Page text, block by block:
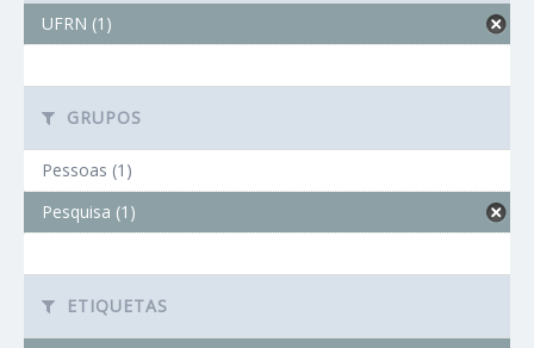
UFRN (1)
GRUPOS
Pessoas (1)
Pesquisa (1)
ETIQUETAS